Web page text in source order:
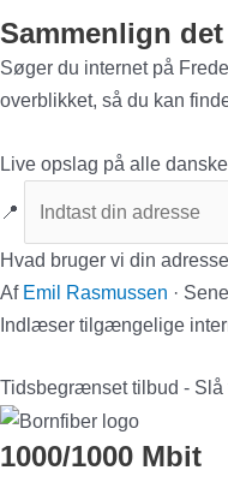
Sammenlign
Søger du internet på
overblikket, så du kan
Live opslag på alle
📍
Hvad bruger vi din
Af Emil Rasmussen ·
Indlæser tilgængelige
Tidsbegrænset tilbud - Slå
1000/1000 Mbit